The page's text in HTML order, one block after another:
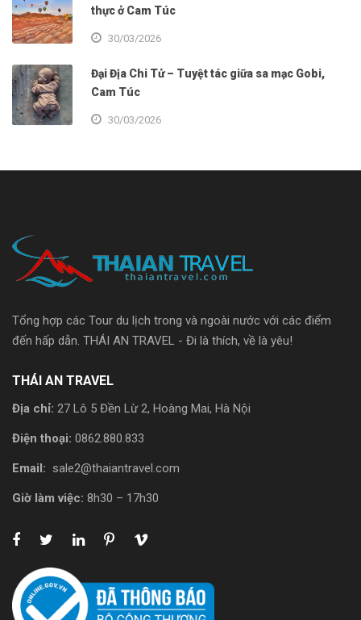
thực ở Cam Túc
30/03/2026
Đại Địa Chi Tử – Tuyệt tác giữa sa mạc Gobi,
Cam Túc
30/03/2026
Tổng hợp các Tour du lịch trong và ngoài nước với các điểm
đến hấp dẫn. THÁI AN TRAVEL - Đi là thích, về là yêu!
THÁI AN TRAVEL
Địa chỉ: 27 Lô 5 Đền Lừ 2, Hoàng Mai, Hà Nội
Điện thoại: 0862.880.833
Email: sale2@thaiantravel.com
Giờ làm việc: 8h30 – 17h30